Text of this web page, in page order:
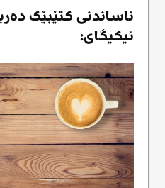
ناساندنی کتێبێک
ئیکیگای: